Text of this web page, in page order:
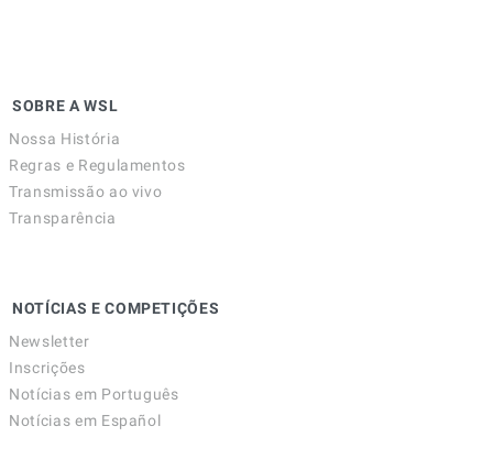
SOBRE A WSL
Nossa História
Regras e Regulamentos
Transmissão ao vivo
Transparência
NOTÍCIAS E COMPETIÇÕES
Newsletter
Inscrições
Notícias em Português
Notícias em Español